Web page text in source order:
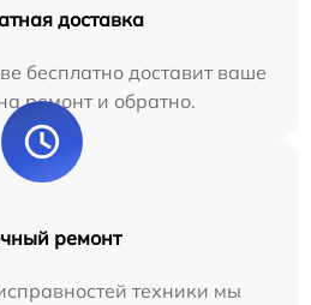
доставка
бесплатно доставит ваше
ремонт и обратно.
ремонт
техники мы